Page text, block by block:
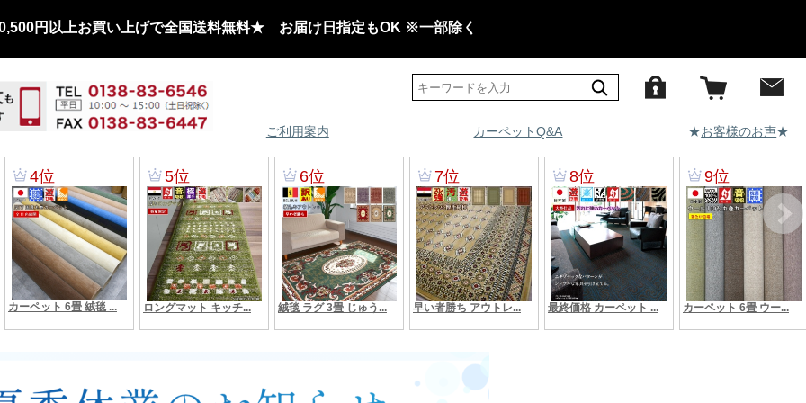
円以上お買い上げで全国送料無料★ お届け日指定もOK ※一部除く
ご利用案内 カーペットQ&A ★お客様のお声★